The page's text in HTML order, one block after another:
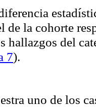
de la cohorte
hallazgos del
7).
uno de los